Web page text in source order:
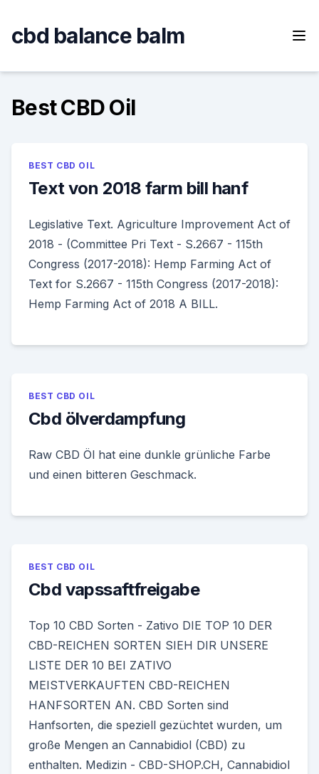
content
cbd balance balm
Best CBD Oil
BEST CBD OIL
Text von 2018 farm bill hanf
Legislative Text. Agriculture Improvement Act of
2018 - (Committee Pri Text - S.2667 - 115th
Congress (2017-2018): Hemp Farming Act of
Text for S.2667 - 115th Congress (2017-2018):
Hemp Farming Act of 2018 A BILL.
BEST CBD OIL
Cbd ölverdampfung
Raw CBD Öl hat eine dunkle grünliche Farbe
und einen bitteren Geschmack.
BEST CBD OIL
Cbd vapssaftfreigabe
Top 10 CBD Sorten - Zativo DIE TOP 10 DER
CBD-REICHEN SORTEN SIEH DIR UNSERE
LISTE DER 10 BEI ZATIVO
MEISTVERKAUFTEN CBD-REICHEN
HANFSORTEN AN. CBD Sorten sind
Hanfsorten, die speziell gezüchtet wurden, um
große Mengen an Cannabidiol (CBD) zu
enthalten. Medizin - CBD-SHOP.CH, Cannabidiol